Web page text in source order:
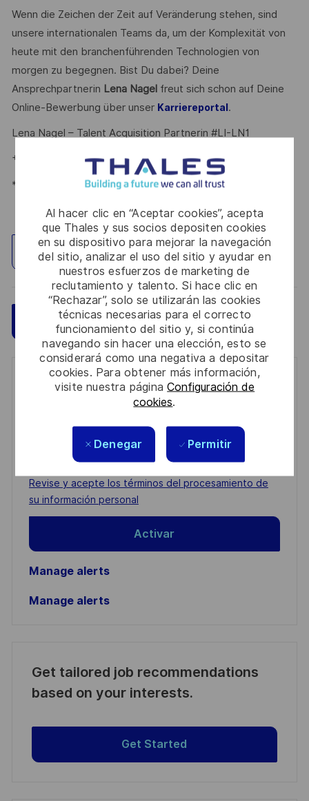
Al hacer clic en “Aceptar cookies”, acepta
que Thales y sus socios depositen cookies
en su dispositivo para mejorar la navegación
del sitio, analizar el uso del sitio y ayudar en
nuestros esfuerzos de marketing de
reclutamiento y talento. Si hace clic en
“Rechazar”, solo se utilizarán las cookies
técnicas necesarias para el correcto
funcionamiento del sitio y, si continúa
navegando sin hacer una elección, esto se
considerará como una negativa a depositar
cookies. Para obtener más información,
visite nuestra páginaConfiguración de
cookies.
Denegar Permitir
Wenn die Zeichen der Zeit auf Veränderung stehen, sind
unsere internationalen Teams da, um der Komplexität von
heute mit den branchenführenden Technologien von
morgen zu begegnen. Bist Du dabei? Deine
Ansprechpartnerin Lena Nagel freut sich schon auf Deine
Online-Bewerbung über unser Karriereportal .
Lena Nagel – Talent Acquisition Partnerin #LI-LN1
+49715630210209
*Human Intelligence
Explorar ubicación
Aplicar ahora Guardar
Get notified for similar jobs
You'll receive updates once a week
address
(Required)
Required
Revise y acepte los términos del procesamiento de
su información personal
Activar
Manage alerts
Manage alerts
Get tailored job recommendations
based on your interests.
Get Started